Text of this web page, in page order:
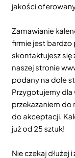
jakości
Zamawianie
firmie jest bardzo
skontaktujesz się
naszej stronie
podany na dole
Przygotujemy
przekazaniem do
do akceptacji.
już od 25 sztuk!
Nie czekaj dłużej